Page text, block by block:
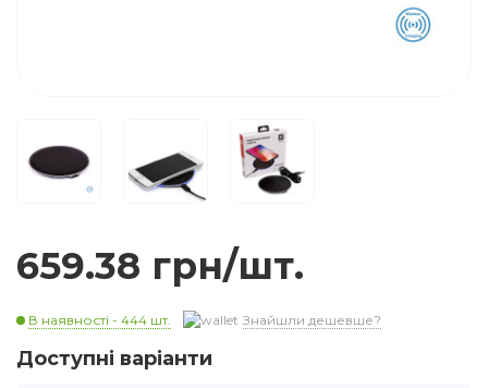
659.38 грн/шт.
В наявності - 444 шт. Знайшли дешевше?
Доступні варіанти